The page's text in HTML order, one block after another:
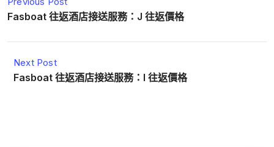
Fasboat 往返酒店接送服務：J 往返價格
Next Post
Fasboat 往返酒店接送服務：I 往返價格